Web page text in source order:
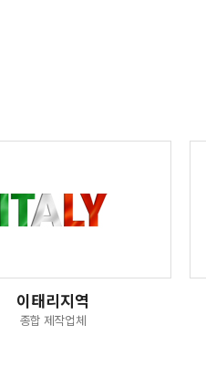
이태리지역
종합 제작업체